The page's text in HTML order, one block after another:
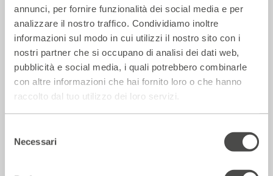
annunci, per fornire funzionalità dei social media e per
analizzare il nostro traffico. Condividiamo inoltre
informazioni sul modo in cui utilizzi il nostro sito con i
nostri partner che si occupano di analisi dei dati web,
pubblicità e social media, i quali potrebbero combinarle
con altre informazioni che hai fornito loro o che hanno
raccolto dal tuo utilizzo dei loro servizi.
delNecessari
Una grande Europa o tante piccole
nazioni?
2023 - 2024 Cartellone